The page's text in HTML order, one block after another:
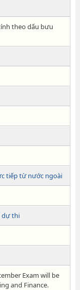
theo dấu bưu
tiếp từ nước ngoài
dự thi
Exam will be
and Finance.